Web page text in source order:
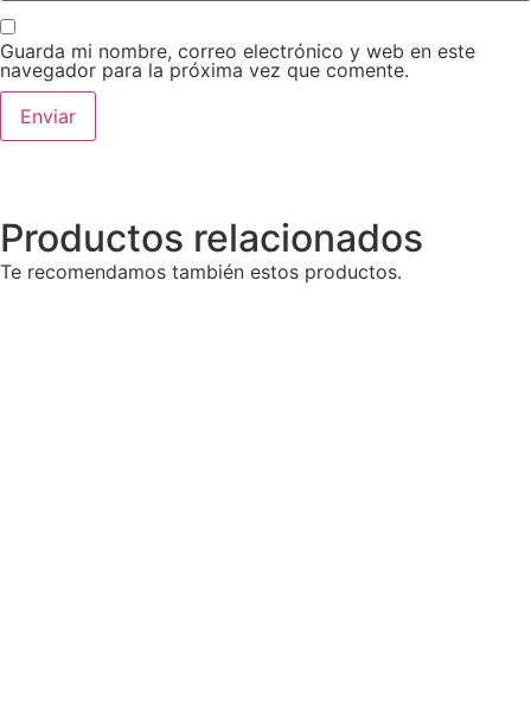
Guarda mi nombre, correo electrónico y web en este
navegador para la próxima vez que comente.
Productos relacionados
Te recomendamos también estos productos.